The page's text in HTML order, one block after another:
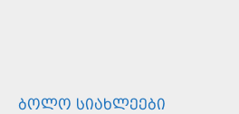
ᲑᲝᲚᲝ ᲡᲘᲐᲮᲚᲔᲔᲑᲘ